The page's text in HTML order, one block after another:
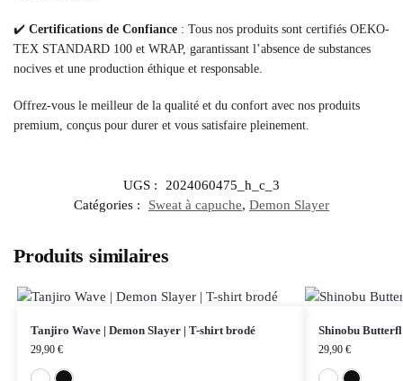
✔️ Certifications de Confiance : Tous nos produits sont certifiés OEKO-
TEX STANDARD 100 et WRAP, garantissant l’absence de substances
nocives et une production éthique et responsable.
Offrez-vous le meilleur de la qualité et du confort avec nos produits
premium, conçus pour durer et vous satisfaire pleinement.
UGS :
2024060475_h_c_3
Catégories :
Sweat à capuche, Demon Slayer
Produits similaires
Tanjiro Wave | Demon Slayer | T-shirt brodé
29,90 €
Shinobu
29,90 €